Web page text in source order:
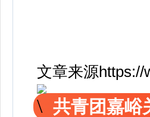
文章来源https://
共青团嘉峪